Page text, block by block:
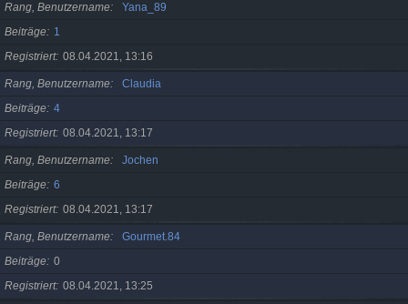
Rang, Benutzername
Yana_89
Beiträge
1
Registriert 08.04.2021, 13:16
Rang, Benutzername
Claudia
Beiträge 4
Registriert 08.04.2021, 13:17
Rang, Benutzername
Jochen
Beiträge 6
Registriert 08.04.2021, 13:17
Rang, Benutzername
Gourmet.84
Beiträge 0
Registriert 08.04.2021, 13:25